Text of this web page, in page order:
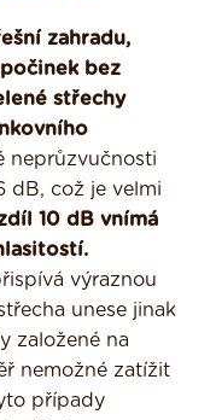
zahradu,
bez
střechy
neprůzvučnosti
dB, což je velmi
10 dB vnímá
výraznou
unese jinak
založené na
nemožné zatížit
případy